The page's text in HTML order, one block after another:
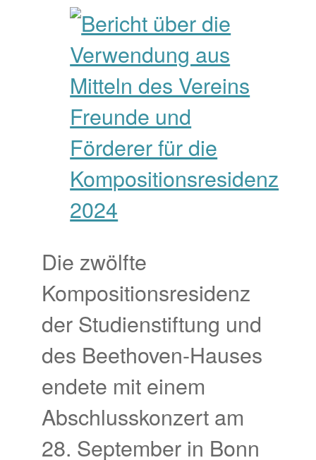
Die zwölfte
Kompositionsresidenz
der Studienstiftung und
des Beethoven-Hauses
endete mit einem
Abschlusskonzert am
28. September in Bonn